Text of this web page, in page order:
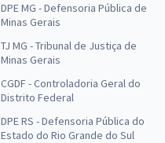
DPE MG - Defensoria Pública de
Minas Gerais
TJ MG - Tribunal de Justiça de
Minas Gerais
CGDF - Controladoria Geral do
Distrito Federal
DPE RS - Defensoria Pública do
Estado do Rio Grande do Sul